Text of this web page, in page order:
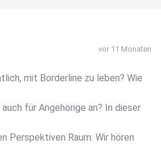
vor 11 Monaten
mit Borderline zu leben? Wie
für Angehörige an? In dieser
Perspektiven Raum: Wir hören